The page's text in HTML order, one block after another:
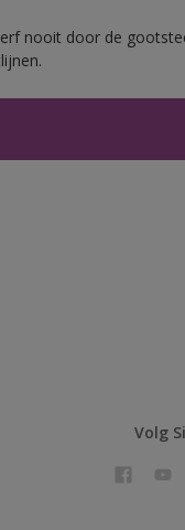
nooit door de
Volg